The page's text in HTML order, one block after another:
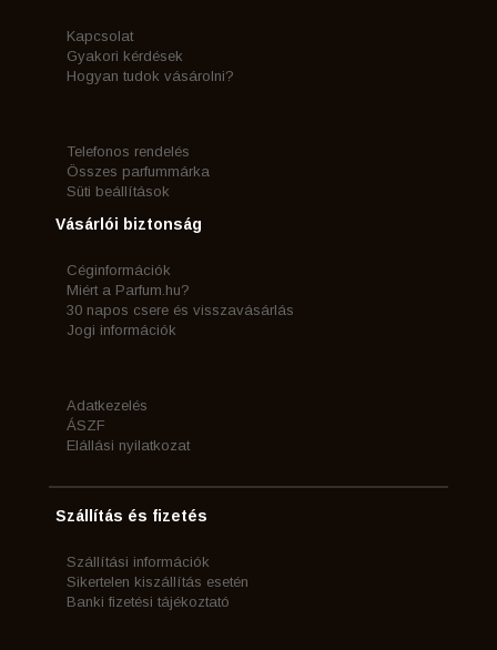
Kapcsolat
Gyakori kérdések
Hogyan tudok vásárolni?
Telefonos rendelés
Összes parfummárka
Süti beállítások
Vásárlói biztonság
Céginformációk
Miért a Parfum.hu?
30 napos csere és visszavásárlás
Jogi információk
Adatkezelés
ÁSZF
Elállási nyilatkozat
Szállítás és fizetés
Szállítási információk
Sikertelen kiszállítás esetén
Banki fizetési tájékoztató